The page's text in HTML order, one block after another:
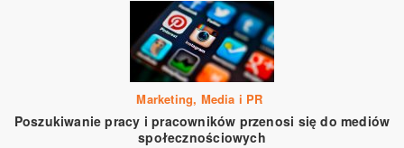
Marketing, Media i PR
Poszukiwanie pracy i pracowników przenosi się do mediów
społecznościowych